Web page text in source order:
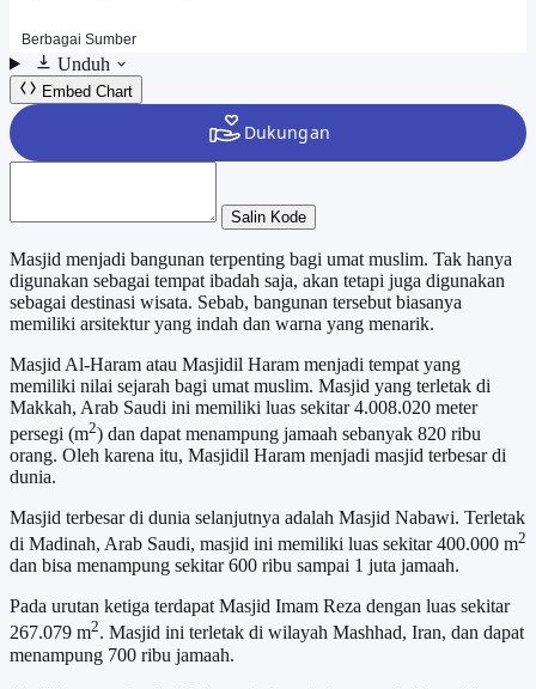
Unduh
Embed Chart
Salin Kode
Masjid menjadi bangunan terpenting bagi umat muslim. Tak hanya
digunakan sebagai tempat ibadah saja, akan tetapi juga digunakan
sebagai destinasi wisata. Sebab, bangunan tersebut biasanya
memiliki arsitektur yang indah dan warna yang menarik.
Masjid Al-Haram atau Masjidil Haram menjadi tempat yang
memiliki nilai sejarah bagi umat muslim. Masjid yang terletak di
Makkah, Arab Saudi ini memiliki luas sekitar 4.008.020 meter
persegi (m2) dan dapat menampung jamaah sebanyak 820 ribu
orang. Oleh karena itu, Masjidil Haram menjadi masjid terbesar di
dunia.
Masjid terbesar di dunia selanjutnya adalah Masjid Nabawi. Terletak
di Madinah, Arab Saudi, masjid ini memiliki luas sekitar 400.000 m2
dan bisa menampung sekitar 600 ribu sampai 1 juta jamaah.
Pada urutan ketiga terdapat Masjid Imam Reza dengan luas sekitar
267.079 m2. Masjid ini terletak di wilayah Mashhad, Iran, dan dapat
menampung 700 ribu jamaah.